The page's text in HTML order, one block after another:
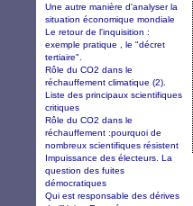
Une autre manière d'analyser la
situation économique mondiale
Le retour de l'inquisition :
exemple pratique , le "décret
tertiaire".
Rôle du CO2 dans le
réchauffement climatique (2).
Liste des principaux scientifiques
critiques
Rôle du CO2 dans le
réchauffement :pourquoi de
nombreux scientifiques résistent
Impuissance des électeurs. La
question des fuites
démocratiques
Qui est responsable des dérives